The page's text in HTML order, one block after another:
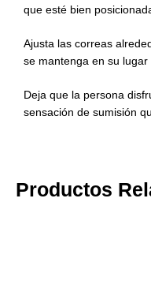
que esté bien
Ajusta las correas
se mantenga en su
Deja que la persona
sensación de sumisión
Productos